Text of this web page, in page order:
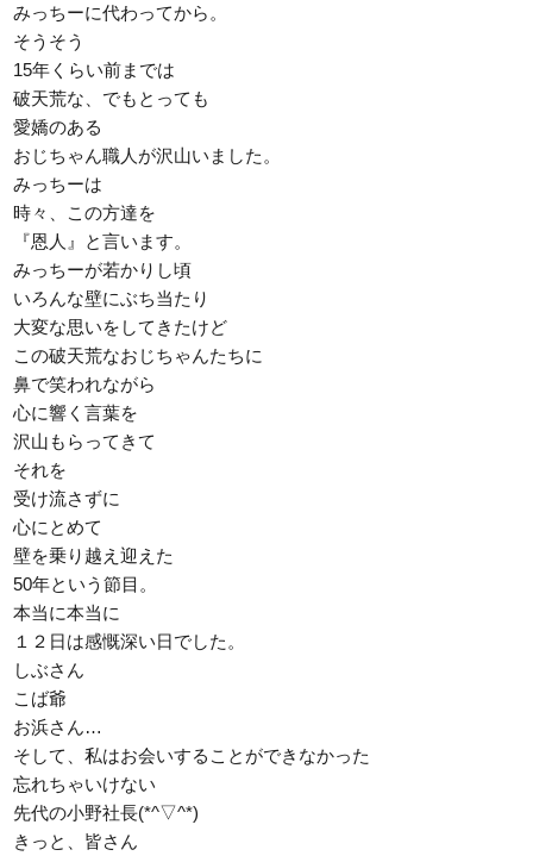
みっちーに代わってから。
そうそう
15年くらい前までは
破天荒な、でもとっても
愛嬌のある
おじちゃん職人が沢山いました。
みっちーは
時々、この方達を
『恩人』と言います。
みっちーが若かりし頃
いろんな壁にぶち当たり
大変な思いをしてきたけど
この破天荒なおじちゃんたちに
鼻で笑われながら
心に響く言葉を
沢山もらってきて
それを
受け流さずに
心にとめて
壁を乗り越え迎えた
50年という節目。
本当に本当に
１２日は感慨深い日でした。
しぶさん
こば爺
お浜さん…
そして、私はお会いすることができなかった
忘れちゃいけない
先代の小野社長(*^▽^*)
きっと、皆さん